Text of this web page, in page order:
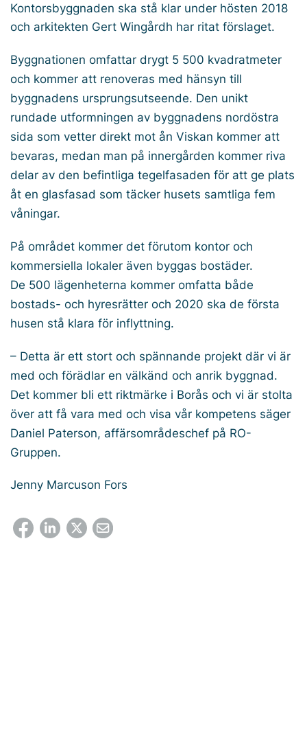
Kontorsbyggnaden ska stå klar under hösten 2018
och arkitekten Gert Wingårdh har ritat förslaget.
Byggnationen omfattar drygt 5 500 kvadratmeter
och kommer att renoveras med hänsyn till
byggnadens ursprungsutseende. Den unikt
rundade utformningen av byggnadens nordöstra
sida som vetter direkt mot ån Viskan kommer att
bevaras, medan man på innergården kommer riva
delar av den befintliga tegelfasaden för att ge plats
åt en glasfasad som täcker husets samtliga fem
våningar.
På området kommer det förutom kontor och
kommersiella lokaler även byggas bostäder.
De 500 lägenheterna kommer omfatta både
bostads- och hyresrätter och 2020 ska de första
husen stå klara för inflyttning.
– Detta är ett stort och spännande projekt där vi är
med och förädlar en välkänd och anrik byggnad.
Det kommer bli ett riktmärke i Borås och vi är stolta
över att få vara med och visa vår kompetens säger
Daniel Paterson, affärsområdeschef på RO-
Gruppen.
Jenny Marcuson Fors